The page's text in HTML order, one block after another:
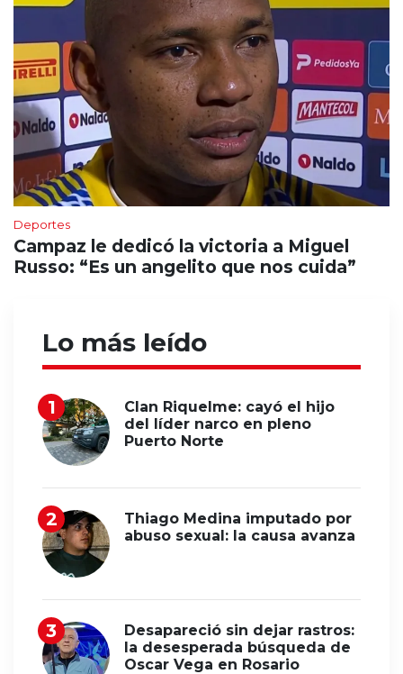
Deportes
Campaz le dedicó la victoria a Miguel
Russo: “Es un angelito que nos cuida”
Lo más leído
Clan Riquelme: cayó el hijo
del líder narco en pleno
Puerto Norte
Thiago Medina imputado por
abuso sexual: la causa avanza
Desapareció sin dejar rastros:
la desesperada búsqueda de
Oscar Vega en Rosario